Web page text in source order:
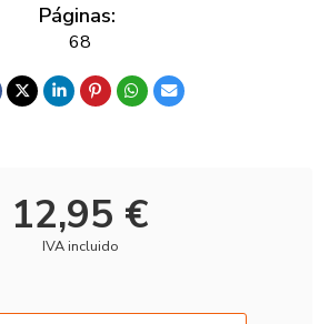
Páginas:
68
12,95 €
IVA incluido